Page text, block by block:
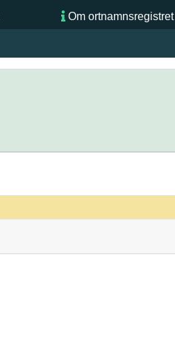
Om ortnamnsregistret